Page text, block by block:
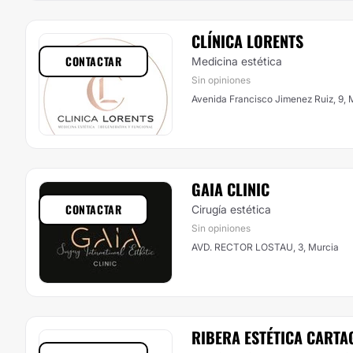
CLÍNICA LORENTS
Medicina estética
Sin opiniones
Avenida Francisco Jimenez Ruiz, 9,
CONTACTAR
GAIA CLINIC
Cirugía estética
Sin opiniones
AVD. RECTOR LOSTAU, 3, Murcia
CONTACTAR
RIBERA ESTÉTICA